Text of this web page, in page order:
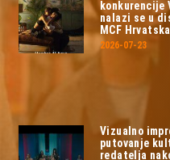
konkurencije
nalazi se u
MCF
2026-07-23
Vizualno
putovanje
redatelja